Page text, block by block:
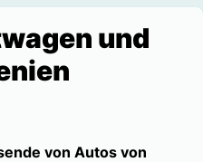
und
von Autos von